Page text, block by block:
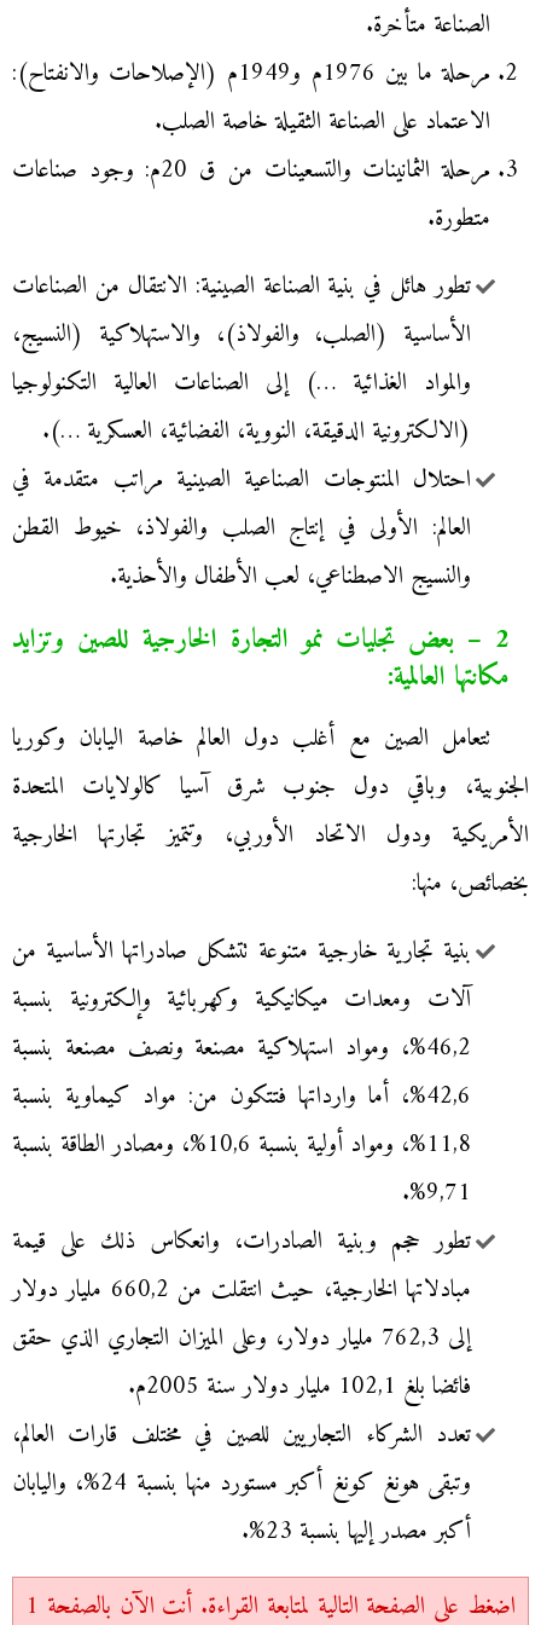
الصناعة متأخرة.
مرحلة ما بين 1976م و1949م (الإصلاحات والانفتاح):
الاعتماد على الصناعة الثقيلة خاصة الصلب.
مرحلة الثمانينات والتسعينات من ق 20م: وجود صناعات
متطورة.
تطور هائل في بنية الصناعة الصينية: الانتقال من الصناعات
الأساسية (الصلب، والفولاذ)، والاستهلاكية (النسيج،
والمواد الغذائية …) إلى الصناعات العالية التكنولوجيا
(الالكترونية الدقيقة، النووية، الفضائية، العسكرية …).
احتلال المنتوجات الصناعية الصينية مراتب متقدمة في
العالم: الأولى في إنتاج الصلب والفولاذ، خيوط القطن
والنسيج الاصطناعي، لعب الأطفال والأحذية.
2 – بعض تجليات نمو التجارة الخارجية للصين وتزايد
مكانتها العالمية:
تتعامل الصين مع أغلب دول العالم خاصة اليابان وكوريا
الجنوبية، وباقي دول جنوب شرق آسيا كالولايات المتحدة
الأمريكية ودول الاتحاد الأوربي، وتتميز تجارتها الخارجية
بخصائص، منها:
بنية تجارية خارجية متنوعة تتشكل صادراتها الأساسية من
آلات ومعدات ميكانيكية وكهربائية وإلكترونية بنسبة
46,2%، ومواد استهلاكية مصنعة ونصف مصنعة بنسبة
42,6%، أما وارداتها فتتكون من: مواد كيماوية بنسبة
11,8%، ومواد أولية بنسبة 10,6%، ومصادر الطاقة بنسبة
9,71%.
تطور حجم وبنية الصادرات، وانعكاس ذلك على قيمة
مبادلاتها الخارجية، حيث انتقلت من 660,2 مليار دولار
إلى 762,3 مليار دولار، وعلى الميزان التجاري الذي حقق
فائضا بلغ 102,1 مليار دولار سنة 2005م.
تعدد الشركاء التجاريين للصين في مختلف قارات العالم،
وتبقى هونغ كونغ أكبر مستورد منها بنسبة 24%، واليابان
أكبر مصدر إليها بنسبة 23%.
اضغط على الصفحة التالية لمتابعة القراءة. أنت الآن بالصفحة 1